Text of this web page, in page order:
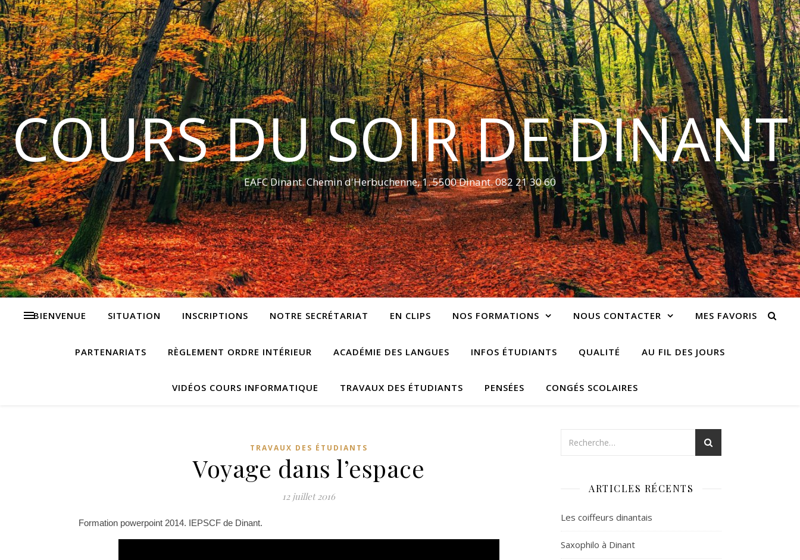
COURS DU SOIR DE DINANT
EAFC Dinant. Chemin d'Herbuchenne, 1. 5500 Dinant. 082 21 30 60
BIENVENUE SITUATION INSCRIPTIONS NOTRE SECRÉTARIAT EN CLIPS NOS FORMATIONS NOUS CONTACTER MES FAVORIS
PARTENARIATS RÈGLEMENT ORDRE INTÉRIEUR ACADÉMIE DES LANGUES INFOS ÉTUDIANTS QUALITÉ AU FIL DES JOURS
VIDÉOS COURS INFORMATIQUE TRAVAUX DES ÉTUDIANTS PENSÉES CONGÉS SCOLAIRES
TRAVAUX DES ÉTUDIANTS
Voyage dans l’espace
12 juillet 2016
Formation powerpoint 2014. IEPSCF de Dinant.
ARTICLES RÉCENTS
Les coiffeurs dinantais
Saxophilo à Dinant